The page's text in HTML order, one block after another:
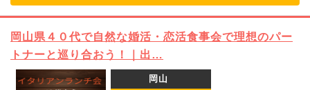
岡山県４０代で自然な婚活・恋活食事会で理想のパー
トナーと巡り合おう！｜出…
岡山